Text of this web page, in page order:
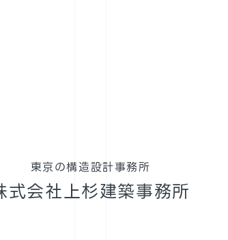
東京の構造設計事務所
式会社上杉建築事務所